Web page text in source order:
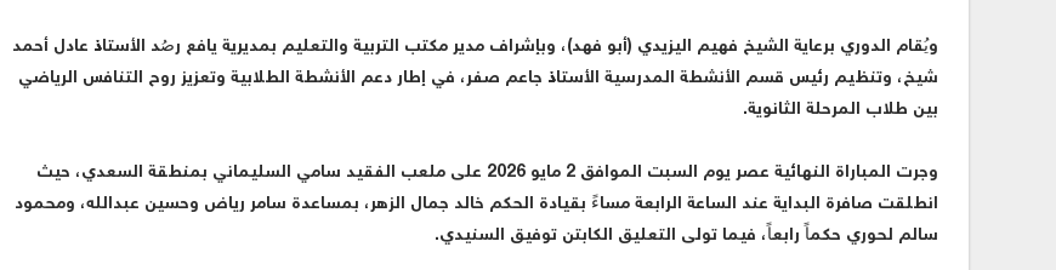
ويُقام الدوري برعاية الشيخ فهيم اليزيدي (أبو فهد)، وبإشراف مدير مكتب التربية والتعليم بمديرية يافع رصُد الأستاذ عادل أحمد
شيخ، وتنظيم رئيس قسم الأنشطة المدرسية الأستاذ جاعم صفر، في إطار دعم الأنشطة الطلابية وتعزيز روح التنافس الرياضي
بين طلاب المرحلة الثانوية.
وجرت المباراة النهائية عصر يوم السبت الموافق 2 مايو 2026 على ملعب الفقيد سامي السليماني بمنطقة السعدي، حيث
انطلقت صافرة البداية عند الساعة الرابعة مساءً بقيادة الحكم خالد جمال الزهر، بمساعدة سامر رياض وحسين عبدالله، ومحمود
سالم لحوري حكماً رابعاً، فيما تولى التعليق الكابتن توفيق السنيدي.